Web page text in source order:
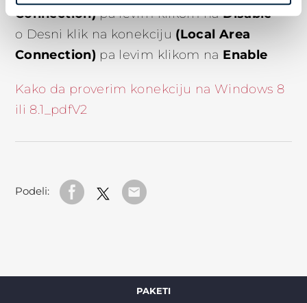
Connection)pa levim klikom naDisable
o Desni klik na konekciju (Local Area
Connection)pa levim klikom na Enable
Kako da proverim konekciju na Windows 8
ili 8.1_pdfV2
Podeli:
PAKETI